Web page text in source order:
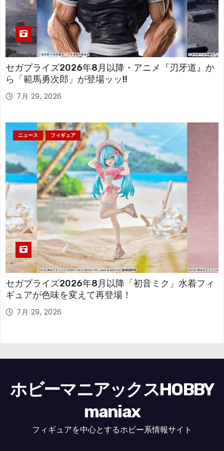
セガプライズ2026年8月以降・アニメ『刃牙道』か
ら「範馬勇次郎」が登場ッッ!!
7月 29, 2026
ニュース フィギュア
セガプライズ2026年8月以降「初音ミク」水着フィ
ギュアが色味を変えて再登場！
7月 29, 2026
ホビーマニアックスHOBBY
maniax
フィギュアを中心とするホビー系情報サイト